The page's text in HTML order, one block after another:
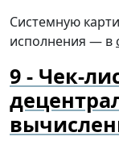
Системную
исполнения — в
Чек-